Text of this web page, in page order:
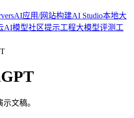
AI应用/网站构建AI Studio本地大
AI模型社区提示工程大模型评测工
文稿。